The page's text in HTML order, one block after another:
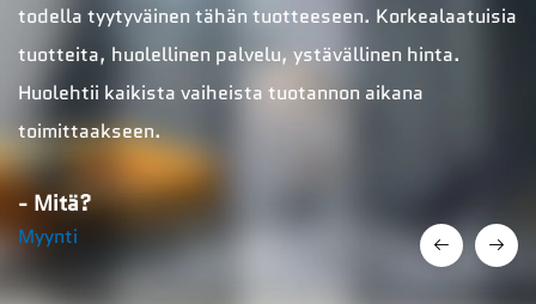
todella tyytyväinen tähän tuotteeseen. Korkealaatuisia
tuotteita, huolellinen palvelu, ystävällinen hinta.
Huolehtii kaikista vaiheista tuotannon aikana
toimittaakseen.
- Mitä?
Myynti